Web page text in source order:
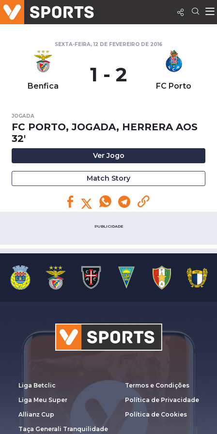
SEXTA-FEIRA, 12 DE FEVEREIRO DE 2016
Benfica 1 - 2 FC Porto
JOGADA
FC PORTO, JOGADA, HERRERA AOS
32'
Ver Jogo
Match Story
PUBLICIDADE
Liga Betclic
Liga Meu Super
Allianz Cup
Taça Generali Tranquilidade
Termos e Condições
Política de Privacidade
Política de Cookies